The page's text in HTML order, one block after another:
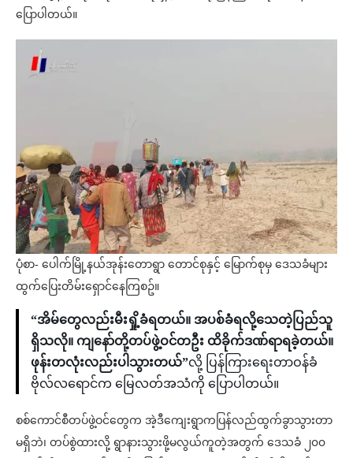
ပြောပါတယ်။
ပုံစာ- ပေါက်မြို့နယ်အုန်းတောရွာ တောင်စုနှင့် မြောက်စုမှ ဒေသခံများ
ထွက်ပြေးတိမ်းရှောင်နေကြစဥ်။
“အိမ်တွေလည်းမီးရှို့ခံရတယ်။ အပစ်ခံရလို့သေတဲ့ပြည်သူ
ရှိသလို။ ကျနော်တို့တပ်ဖွဲ့ဝင်တဦး ထိခိုက်ဒဏ်ရာရခဲ့တယ်။
ဖုန်းတလုံးလည်းပါသွားတယ်”လို့ ပြန်ကြားရေးတာဝန်ခံ
ဗိုလ်လရောင်က မြေလတ်အသံကို ပြောပါတယ်။
စစ်ကောင်စီတပ်ဖွဲ့ဝင်တွေက အဲ့ဒီကျေးရွာကပြန်လည်ထွက်ခွာသွားတာ
မရှိဘဲ၊ တပ်စွဲထားလို့ ရွာနားသွားဖို့မလွယ်ကူတဲ့အတွက် ဒေသခံ ၂၀၀